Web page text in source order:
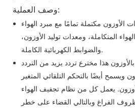
وصف العملية:
مكتملة تمامًا مع مبرد الهواء
المتكاملة، ومعدات توليد الأوزون،
والضوابط الكهربائية الكاملة.
هذا مخترع تردد يزيد من التردد
ويسمح أيضًا بالتحكم التلقائي المتغير
يعمل كل من نظام تجفيف الهواء
الفراغ وبالتالي القضاء على خطر